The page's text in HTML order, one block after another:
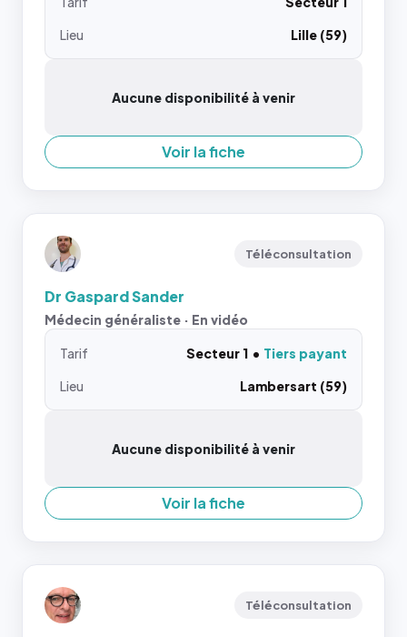
Lieu
Lille (59)
Aucune disponibilité à venir
Voir la fiche
Téléconsultation
Dr Gaspard Sander
Médecin généraliste · En vidéo
Tarif Secteur 1
Tiers payant
Lieu
Lambersart (59)
Aucune disponibilité à venir
Voir la fiche
Téléconsultation